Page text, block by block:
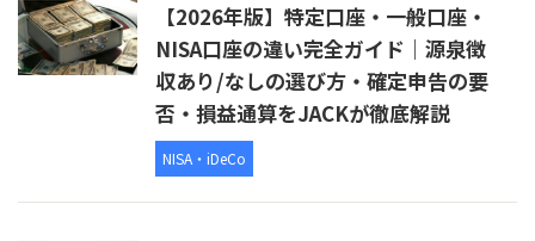
【2026年版】特定口座・一般口座・
NISA口座の違い完全ガイド｜源泉徴
収あり/なしの選び方・確定申告の要
否・損益通算をJACKが徹底解説
NISA・iDeCo